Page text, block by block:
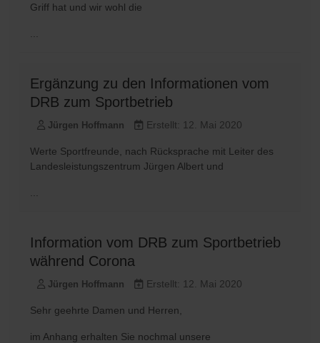
Griff hat und wir wohl die
Ergänzung zu den Informationen vom
DRB zum Sportbetrieb
Jürgen Hoffmann Erstellt: 12. Mai 2020
Werte Sportfreunde, nach Rücksprache mit Leiter des
Landesleistungszentrum Jürgen Albert und
Information vom DRB zum Sportbetrieb
während Corona
Jürgen Hoffmann Erstellt: 12. Mai 2020
Sehr geehrte Damen und Herren,
im Anhang erhalten Sie nochmal unsere